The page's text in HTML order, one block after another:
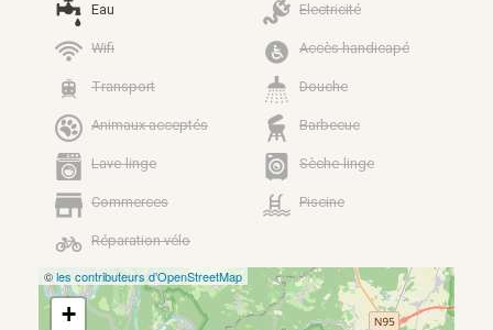
Eau Electricité
Wifi Accès handicapé
Transport Douche
Animaux acceptés Barbecue
Lave-linge Sèche-linge
Commerces Piscine
Réparation vélo
©les contributeurs d’OpenStreetMap
+